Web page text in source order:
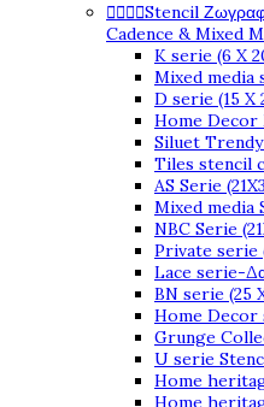
Stencil
Cadence & Mixed
K serie (6 X
Mixed media
D serie (15 X
Home Decor
Siluet Trendy
Tiles stencil
AS Serie
Mixed media
NBC Serie
Private serie
Lace serie-
BN serie (25
Home Decor
Grunge
U serie
Home